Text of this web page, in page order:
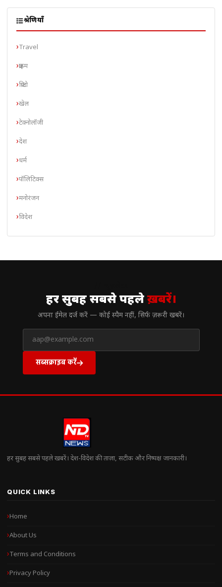
श्रेणियाँ
Travel
क्राइम
क्रिप्टो
खेल
टेक्नोलॉजी
देश
धर्म
पॉलिटिक्स
मनोरंजन
विदेश
हर सुबह सबसे पहलेख़बरें।
अपना ईमेल दर्ज करें — कोई स्पैम नहीं, सिर्फ ज़रूरी खबरें।
सब्सक्राइब करें
हर सुबह सबसे पहले खबरें। देश-विदेश की ताज़ा, सटीक और निष्पक्ष जानकारी।
QUICK LINKS
Home
About Us
Terms and Conditions
Privacy Policy